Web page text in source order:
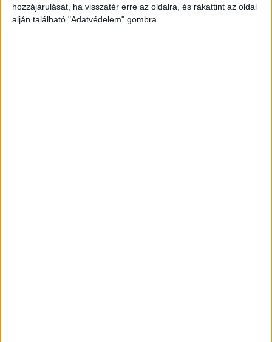
hozzájárulását, ha visszatér erre az oldalra, és rákattint az oldal
alján található "Adatvédelem" gombra.
jellemzően fiatalabbak, az átlagnál magasabb iskolai
végzettséggel rendelkeznek, inkább városiak, magasabb